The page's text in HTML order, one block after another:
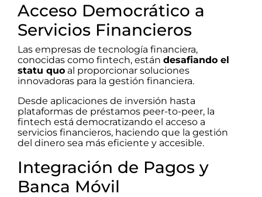
Acceso Democrático a
Servicios Financieros
Las empresas de tecnología financiera,
conocidas como fintech, están desafiando el
statu quo al proporcionar soluciones
innovadoras para la gestión financiera.
Desde aplicaciones de inversión hasta
plataformas de préstamos peer-to-peer, la
fintech está democratizando el acceso a
servicios financieros, haciendo que la gestión
del dinero sea más eficiente y accesible.
Integración de Pagos y
Banca Móvil